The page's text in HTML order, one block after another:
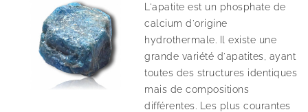
L'apatite est un phosphate de
calcium d'origine
hydrothermale. Il existe une
grande variété d'apatites, ayant
toutes des structures identiques
mais de compositions
différentes. Les plus courantes